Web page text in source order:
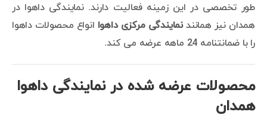
طور تخصصی در این زمینه فعالیت دارند. نمایندگی داهوا در
همدان نیز همانندنمایندگی مرکزی داهوا انواع محصولات داهوا
را با ضمانتنامه 24 ماهه عرضه می کند.
محصولات عرضه شده در نمایندگی داهوا
همدان